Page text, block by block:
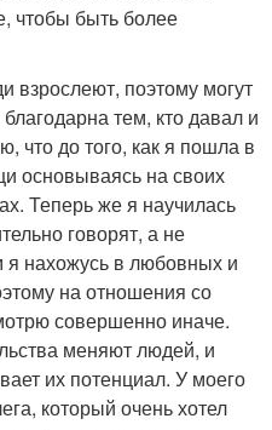
чтобы быть более
взрослеют, поэтому могут
тем, кто давал и
что до того, как я пошла в
основываясь на своих
Теперь же я научилась
говорят, а не
нахожусь в любовных и
на отношения со
совершенно иначе.
меняют людей, и
их потенциал. У моего
который очень хотел